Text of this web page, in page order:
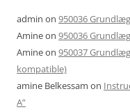
admin on 950036
Amineon 950036
Amineon 950037
kompatible)
amine Belkessam on
A”